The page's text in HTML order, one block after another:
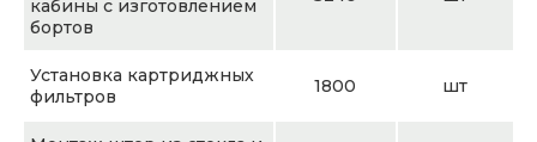
кабины с изготовлением
бортов
Установка картриджных
фильтров
1800 шт